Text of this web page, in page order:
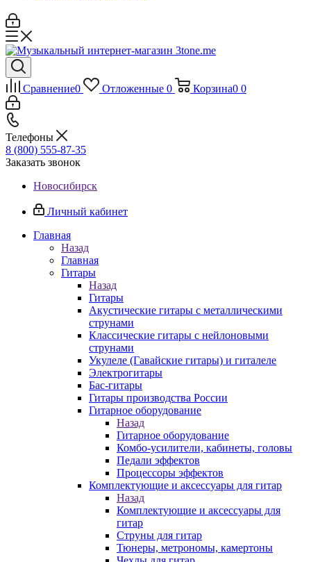
Сравнение0 Отложенные 0 Корзина0 0
Телефоны
8 (800) 555-87-35
Заказать звонок
Новосибирск
Личный кабинет
Главная
Назад
Главная
Гитары
Назад
Гитары
Акустические гитары с металлическими
струнами
Классические гитары с нейлоновыми
струнами
Укулеле (Гавайские гитары) и гиталеле
Электрогитары
Бас-гитары
Гитары производства России
Гитарное оборудование
Назад
Гитарное оборудование
Комбо-усилители, кабинеты, головы
Педали эффектов
Процессоры эффектов
Комплектующие и аксессуары для гитар
Назад
Комплектующие и аксессуары для
гитар
Струны для гитар
Тюнеры, метрономы, камертоны